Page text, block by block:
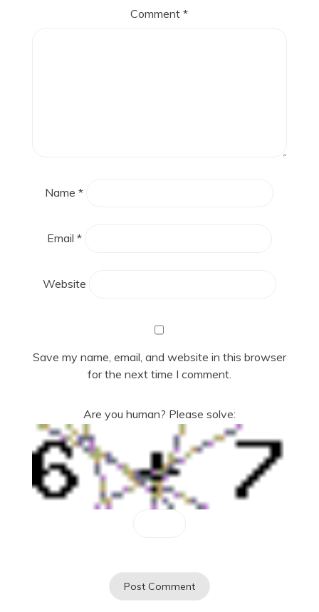
Comment*
Name*
Email *
Website
Save my name, email, and website in this browser
for the next time I comment.
Are you human? Please solve: